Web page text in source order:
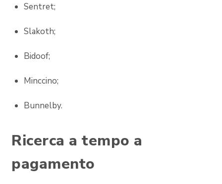
Sentret;
Slakoth;
Bidoof;
Minccino;
Bunnelby.
Ricerca a tempo a
pagamento